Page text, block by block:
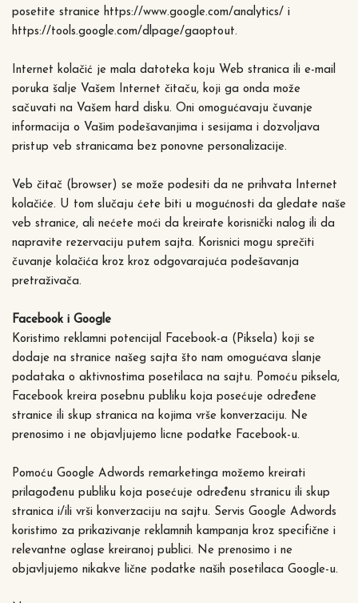
posetite stranice https://www.google.com/analytics/ i
https://tools.google.com/dlpage/gaoptout.
Internet kolačić je mala datoteka koju Web stranica ili e-mail
poruka šalje Vašem Internet čitaču, koji ga onda može
sačuvati na Vašem hard disku. Oni omogućavaju čuvanje
informacija o Vašim podešavanjima i sesijama i dozvoljava
pristup veb stranicama bez ponovne personalizacije.
Veb čitač (browser) se može podesiti da ne prihvata Internet
kolačiće. U tom slučaju ćete biti u mogućnosti da gledate naše
veb stranice, ali nećete moći da kreirate korisnički nalog ili da
napravite rezervaciju putem sajta. Korisnici mogu sprečiti
čuvanje kolačića kroz kroz odgovarajuća podešavanja
pretraživača.
Facebook i Google
Koristimo reklamni potencijal Facebook-a (Piksela) koji se
dodaje na stranice našeg sajta što nam omogućava slanje
podataka o aktivnostima posetilaca na sajtu. Pomoću piksela,
Facebook kreira posebnu publiku koja posećuje određene
stranice ili skup stranica na kojima vrše konverzaciju. Ne
prenosimo i ne objavljujemo licne podatke Facebook-u.
Pomoću Google Adwords remarketinga možemo kreirati
prilagođenu publiku koja posećuje određenu stranicu ili skup
stranica i/ili vrši konverzaciju na sajtu. Servis Google Adwords
koristimo za prikazivanje reklamnih kampanja kroz specifične i
relevantne oglase kreiranoj publici. Ne prenosimo i ne
objavljujemo nikakve lične podatke naših posetilaca Google-u.